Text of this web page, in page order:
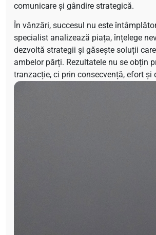
comunicare și gândire strategică.
În vânzări, succesul nu este
specialist analizează piața, înțelege
dezvoltă strategii și găsește soluții
ambelor părți. Rezultatele nu se obțin
tranzacție, ci prin consecvență, efort și